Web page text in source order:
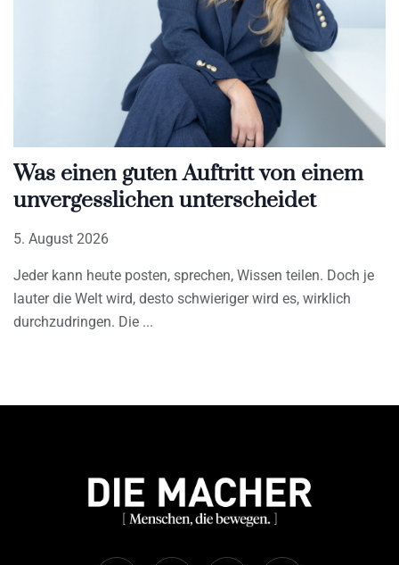
Was einen guten Auftritt von einem
unvergesslichen unterscheidet
5. August 2026
Jeder kann heute posten, sprechen, Wissen teilen. Doch je
lauter die Welt wird, desto schwieriger wird es, wirklich
durchzudringen. Die